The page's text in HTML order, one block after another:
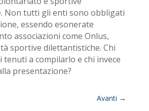
Non tutti gli enti sono obbligati
essendo esonerate
associazioni come Onlus,
sportive dilettantistiche. Chi
a compilarlo e chi invece
presentazione?
Avanti →